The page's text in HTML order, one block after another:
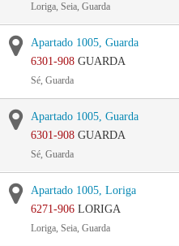
Loriga, Seia, Guarda
Apartado 1005, Guarda
6301-908 GUARDA
Sé, Guarda
Apartado 1005, Guarda
6301-908 GUARDA
Sé, Guarda
Apartado 1005, Loriga
6271-906 LORIGA
Loriga, Seia, Guarda